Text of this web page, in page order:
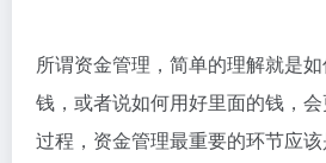
所谓资金管理，简单的理解就是
钱，或者说如何用好里面的钱，
过程，资金管理最重要的环节应